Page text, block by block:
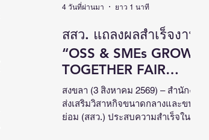
สสว. แถลงผลสำเร็จงาน
“OSS & SMEs GROW
TOGETHER FAIR
2026”ณ จังหวัดสงขลา
สร้างมูลค่าเศรษฐกิจ
สงขลา (3 สิงหาคม 2569) – สำนักงาน
ส่งเสริมวิสาหกิจขนาดกลางและขนาด
ย่อม (สสว.) ประสบความสำเร็จใน
4 วันที่ผ่านมา ยาว 1 นาที